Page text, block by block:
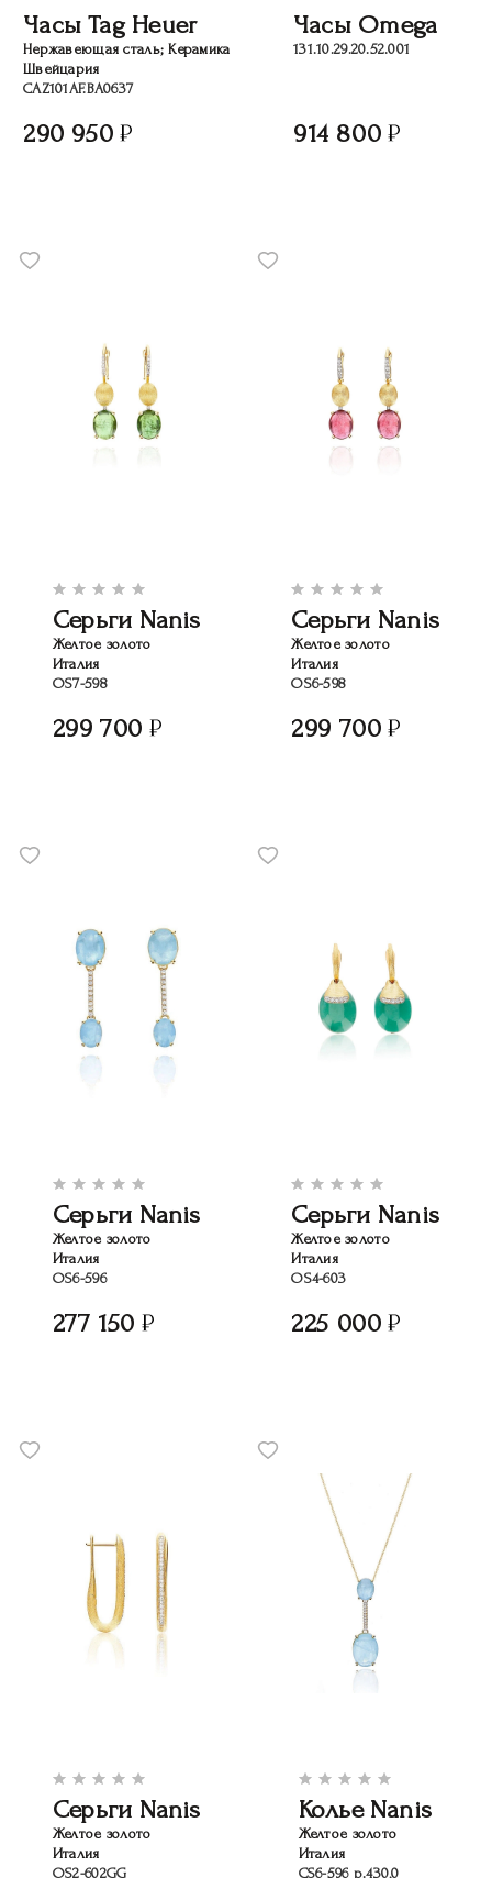
Часы Tag Heuer
Нержавеющая сталь; Керамика
Швейцария
CAZ101AF.BA0637
290 950
Часы Omega
131.10.29.20.52.001
914 800
Серьги Nanis
Желтое золото
Италия
OS7-598
299 700
Серьги Nanis
Желтое золото
Италия
OS6-598
299 700
Серьги Nanis
Желтое золото
Италия
OS6-596
277 150
Серьги Nanis
Желтое золото
Италия
OS4-603
225 000
Серьги Nanis
Желтое золото
Италия
OS2-602GG
Колье Nanis
Желтое золото
Италия
CS6-596 р.430,0